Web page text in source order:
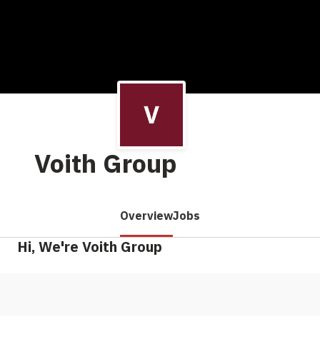
Voith Group
OverviewJobs
Hi, We're Voith Group